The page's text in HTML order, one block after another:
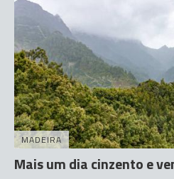
MADEIRA
Mais um dia cinzento e